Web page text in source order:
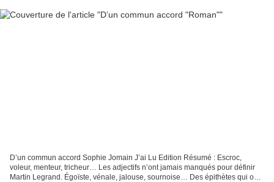
D’un commun accord Sophie Jomain J’ai Lu Edition Résumé : Escroc,
voleur, menteur, tricheur… Les adjectifs n’ont jamais manqués pour définir
Martin Legrand. Égoïste, vénale, jalouse, sournoise… Des épithètes qui ont